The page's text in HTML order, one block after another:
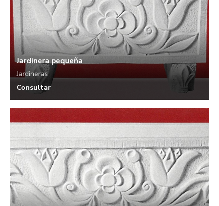
Jardinera pequeña
Jardineras
Consultar